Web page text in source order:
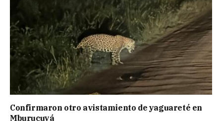
Confirmaron otro avistamiento de yaguareté en
Mburucuyá